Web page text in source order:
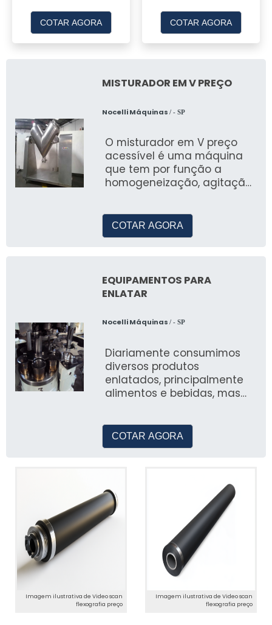
COTAR AGORA COTAR AGORA
MISTURADOR EM V PREÇO
Nocelli Máquinas / - SP
O misturador em V preço
acessível é uma máquina
que tem por função a
homogeneização, agitação
COTAR AGORA
EQUIPAMENTOS PARA
ENLATAR
Nocelli Máquinas / - SP
Diariamente consumimos
diversos produtos
enlatados, principalmente
alimentos e bebidas, mas
COTAR AGORA
Imagem ilustrativa de Video scan
flexografia preço
Imagem ilustrativa de Video scan
flexografia preço